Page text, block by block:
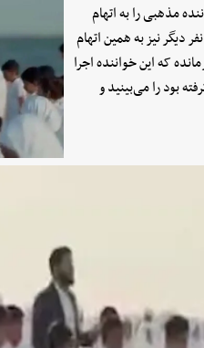
مذهبی را به اتهام
تمجید از ایران سلب کرد. تابعیت ۶۸ نفر دیگر نیز به همین اتهام
که این خواننده اجرا
بود را می‌بینید و